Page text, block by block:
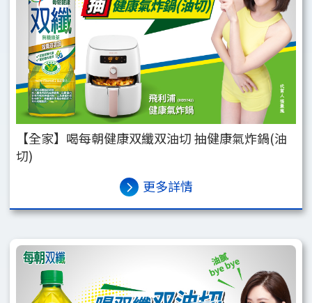
【全家】喝每朝健康双纖双油切 抽健康氣炸鍋(油
切)
更多詳情